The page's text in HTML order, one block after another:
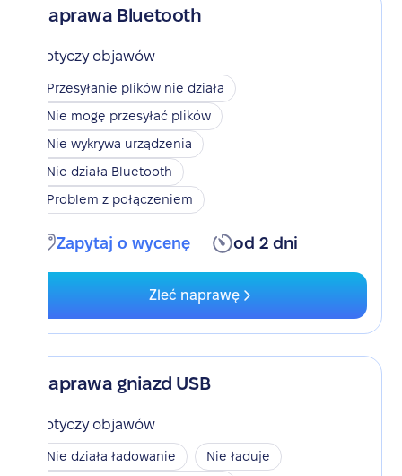
Naprawa Bluetooth
Dotyczy objawów
Przesyłanie plików nie działa
Nie mogę przesyłać plików
Nie wykrywa urządzenia
Nie działa Bluetooth
Problem z połączeniem
Zapytaj o wycenę od 2 dni
Zleć naprawę
Naprawa gniazd USB
Dotyczy objawów
Nie działa ładowanie
Nie ładuje